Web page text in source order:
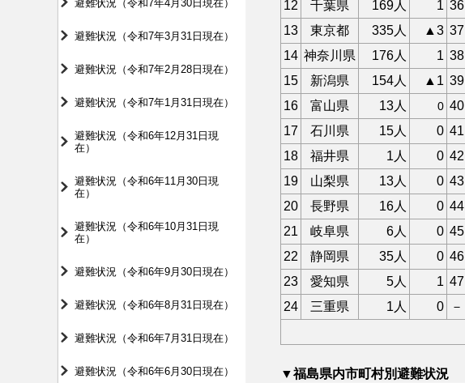
避難状況（令和7年4月30日現在）
避難状況（令和7年3月31日現在）
避難状況（令和7年2月28日現在）
避難状況（令和7年1月31日現在）
避難状況（令和6年12月31日現
在）
避難状況（令和6年11月30日現
在）
避難状況（令和6年10月31日現
在）
避難状況（令和6年9月30日現在）
避難状況（令和6年8月31日現在）
避難状況（令和6年7月31日現在）
避難状況（令和6年6月30日現在）
12
千葉県 169人 1 36
13
東京都 335人 ▲3 37
14 神奈川県 176人 1 38
15 新潟県 154人 ▲1 39
16
富山県 13人 0 40
17
石川県 15人 0 41
18 福井県 1人 0 42
19 山梨県 13人 0 43
20 長野県 16人 0 44
21 岐阜県 6人 0 45
22 静岡県 35人 0 46
23
愛知県 5人 1 47
24 三重県 1人 0 －
▼福島県内市町村別避難状況